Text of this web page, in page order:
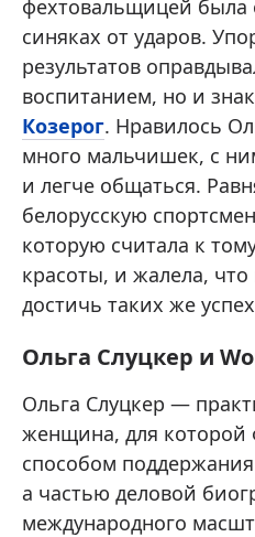
фехтовальщицей была
синяках от ударов.
результатов
воспитанием, но и
Козерог. Нравилось
много мальчишек, с
и легче общаться.
белорусскую
которую считала к
красоты, и жалела,
достичь таких же
Ольга Слуцкер и
Ольга Слуцкер —
женщина, для которой
способом
а частью деловой
международного